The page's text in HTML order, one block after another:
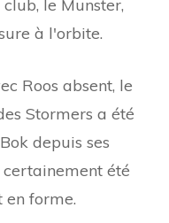
le Munster,
à l'orbite.
Roos absent, le
Stormers a été
depuis ses
été
forme.